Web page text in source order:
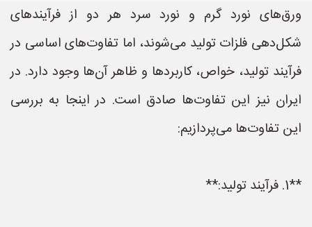
ورق‌های نورد گرم و نورد سرد هر دو از فرآیندهای
شکل‌دهی فلزات تولید می‌شوند، اما تفاوت‌های اساسی در
فرآیند تولید، خواص، کاربردها و ظاهر آن‌ها وجود دارد. در
ایران نیز این تفاوت‌ها صادق است. در اینجا به بررسی
این تفاوت‌ها می‌پردازیم:
**1. فرآیند تولید:**